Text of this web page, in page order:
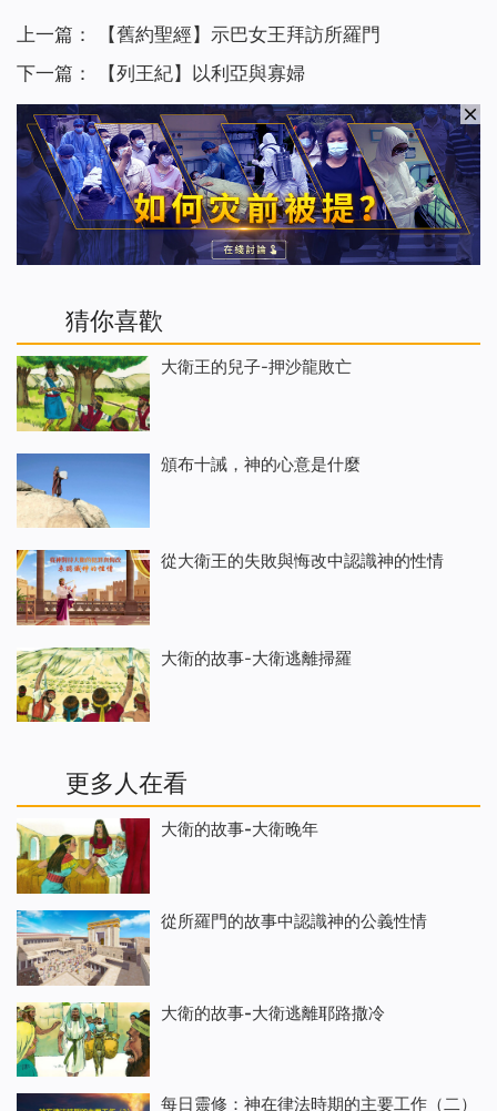
上一篇：
【舊約聖經】示巴女王拜訪所羅門
下一篇：
【列王紀】以利亞與寡婦
猜你喜歡
大衛王的兒子-押沙龍敗亡
頒布十誡，神的心意是什麼
從大衛王的失敗與悔改中認識神的性情
大衛的故事-大衛逃離掃羅
更多人在看
大衛的故事-大衛晚年
從所羅門的故事中認識神的公義性情
大衛的故事-大衛逃離耶路撒冷
每日靈修：神在律法時期的主要工作（二）